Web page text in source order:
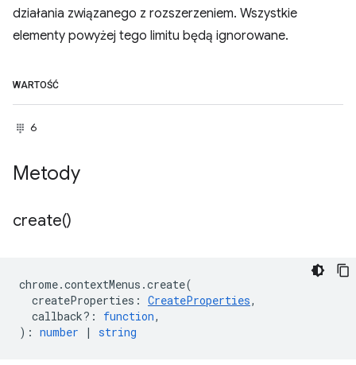
działania związanego z rozszerzeniem. Wszystkie
elementy powyżej tego limitu będą ignorowane.
WARTOŚĆ
6
Metody
create()
chrome.contextMenus .create(
createProperties : CreateProperties,
callback? : function,
) : number | string